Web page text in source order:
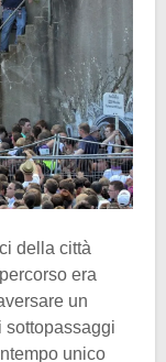
della città
era
un
sottopassaggi
unico